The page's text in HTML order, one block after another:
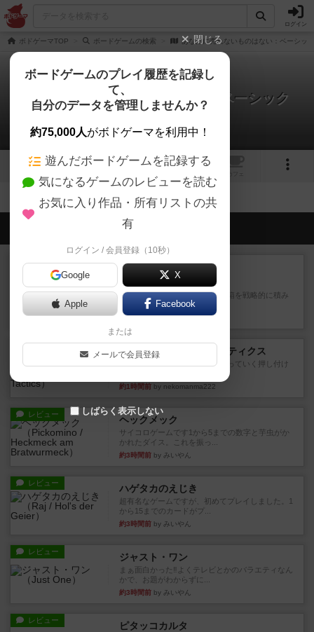
ログイン
ボドゲーマTOP ボードゲームの検索 あなたに売れないものはない：ベーシック
あなたに売れないものはない：ベーシック
拡張/関連作品 0件
7 1
会員の新しい投稿
ルール/インスト
マーケットフレッシュ
目的あなたの店先に農産物の木箱を戦略的に積み
重ねて在庫を最大化し、競合...
約1時間前by jurong
レビュー メメントオンラインタクティクス
どんどん物量が増えて大変になっていく押し付け
約1時間前 by nekomanma222
レビュー ヘックメック
サイコロゲームです1から5までの数字と芋虫がか
かれたダイス。これを振っ...
約3時間前 by みいやん
レビュー ハゲタカのえじき
超有名なゲームですが、初めてプレイしました。1
から15までのカードがプ...
約3時間前 by みいやん
レビュー ジャスト・ワン
まぁ面白かった‼️よくテレビとかのバラエティなん
かで、お題がわからずに...
約3時間前 by みいやん
レビュー ピタッコカルタ
閉じる
ボードゲームのプレイ履歴を記録し
て、
自分のデータを管理しませんか？
約75,000人がボドゲーマを利用中！
遊んだボードゲームを記録する
気になるゲームのレビューを読む
お気に入り作品・所有リストの共
有
ログイン / 会員登録（10秒）
Google X
Apple Facebook
または
メールで会員登録
しばらく表示しない